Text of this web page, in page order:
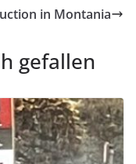
in Montania
gefallen